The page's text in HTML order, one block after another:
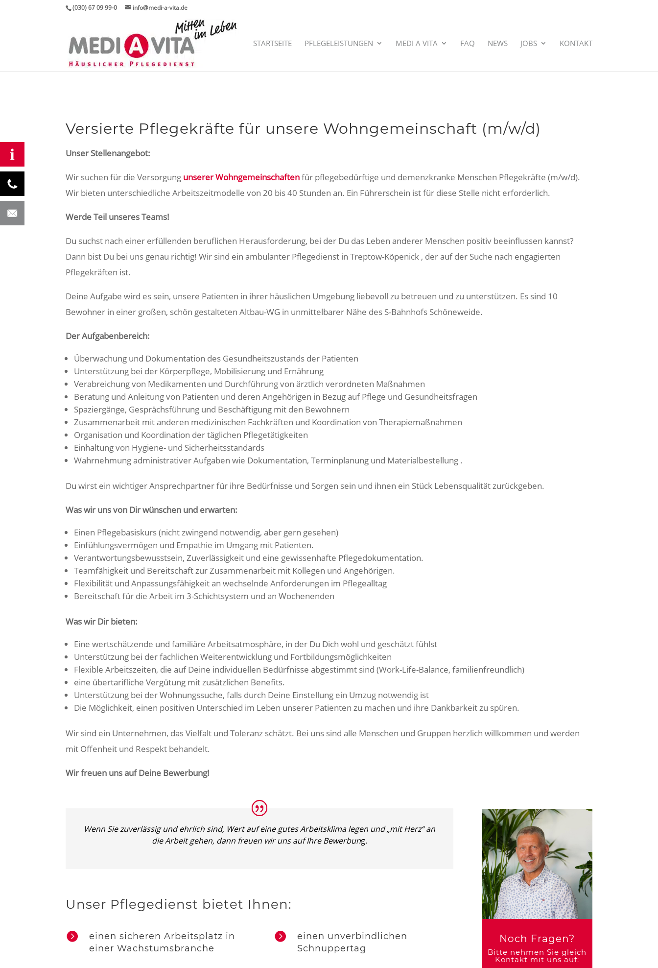
(030) 67 09 99-0 info@medi-a-vita.de
STARTSEITE PFLEGELEISTUNGEN MEDI A VITA FAQ NEWS JOBS KONTAKT
Versierte Pflegekräfte für unsere Wohngemeinschaft (m/w/d)
Unser Stellenangebot:
Wir suchen für die Versorgung unserer Wohngemeinschaftenfür pflegebedürftige und demenzkranke Menschen Pflegekräfte (m/w/d).
Wir bieten unterschiedliche Arbeitszeitmodelle von 20 bis 40 Stunden an. Ein Führerschein ist für diese Stelle nicht erforderlich.
Werde Teil unseres Teams!
Du suchst nach einer erfüllenden beruflichen Herausforderung, bei der Du das Leben anderer Menschen positiv beeinflussen kannst?
Dann bist Du bei uns genau richtig! Wir sind ein ambulanter Pflegedienst in Treptow-Köpenick , der auf der Suche nach engagierten
Pflegekräften ist.
Deine Aufgabe wird es sein, unsere Patienten in ihrer häuslichen Umgebung liebevoll zu betreuen und zu unterstützen. Es sind 10
Bewohner in einer großen, schön gestalteten Altbau-WG in unmittelbarer Nähe des S-Bahnhofs Schöneweide.
Der Aufgabenbereich:
Überwachung und Dokumentation des Gesundheitszustands der Patienten
Unterstützung bei der Körperpflege, Mobilisierung und Ernährung
Verabreichung von Medikamenten und Durchführung von ärztlich verordneten Maßnahmen
Beratung und Anleitung von Patienten und deren Angehörigen in Bezug auf Pflege und Gesundheitsfragen
Spaziergänge, Gesprächsführung und Beschäftigung mit den Bewohnern
Zusammenarbeit mit anderen medizinischen Fachkräften und Koordination von Therapiemaßnahmen
Organisation und Koordination der täglichen Pflegetätigkeiten
Einhaltung von Hygiene- und Sicherheitsstandards
Wahrnehmung administrativer Aufgaben wie Dokumentation, Terminplanung und Materialbestellung .
Du wirst ein wichtiger Ansprechpartner für ihre Bedürfnisse und Sorgen sein und ihnen ein Stück Lebensqualität zurückgeben.
Was wir uns von Dir wünschen und erwarten:
Einen Pflegebasiskurs (nicht zwingend notwendig, aber gern gesehen)
Einfühlungsvermögen und Empathie im Umgang mit Patienten.
Verantwortungsbewusstsein, Zuverlässigkeit und eine gewissenhafte Pflegedokumentation.
Teamfähigkeit und Bereitschaft zur Zusammenarbeit mit Kollegen und Angehörigen.
Flexibilität und Anpassungsfähigkeit an wechselnde Anforderungen im Pflegealltag
Bereitschaft für die Arbeit im 3-Schichtsystem und an Wochenenden
Was wir Dir bieten:
Eine wertschätzende und familiäre Arbeitsatmosphäre, in der Du Dich wohl und geschätzt fühlst
Unterstützung bei der fachlichen Weiterentwicklung und Fortbildungsmöglichkeiten
Flexible Arbeitszeiten, die auf Deine individuellen Bedürfnisse abgestimmt sind (Work-Life-Balance, familienfreundlich)
eine übertarifliche Vergütung mit zusätzlichen Benefits.
Unterstützung bei der Wohnungssuche, falls durch Deine Einstellung ein Umzug notwendig ist
Die Möglichkeit, einen positiven Unterschied im Leben unserer Patienten zu machen und ihre Dankbarkeit zu spüren.
Wir sind ein Unternehmen, das Vielfalt und Toleranz schätzt. Bei uns sind alle Menschen und Gruppen herzlich willkommen und werden
mit Offenheit und Respekt behandelt.
Wir freuen uns auf Deine Bewerbung!
Wenn Sie zuverlässig und ehrlich sind, Wert auf eine gutes Arbeitsklima legen und „mit Herz“ an
die Arbeit gehen, dann freuen wir uns auf Ihre Bewerbung.
Unser Pflegedienst bietet Ihnen:

einen sicheren Arbeitsplatz in
einer Wachstumsbranche

einen unverbindlichen
Schnuppertag
Noch Fragen?
Bitte nehmen Sie gleich
Kontakt mit uns auf: